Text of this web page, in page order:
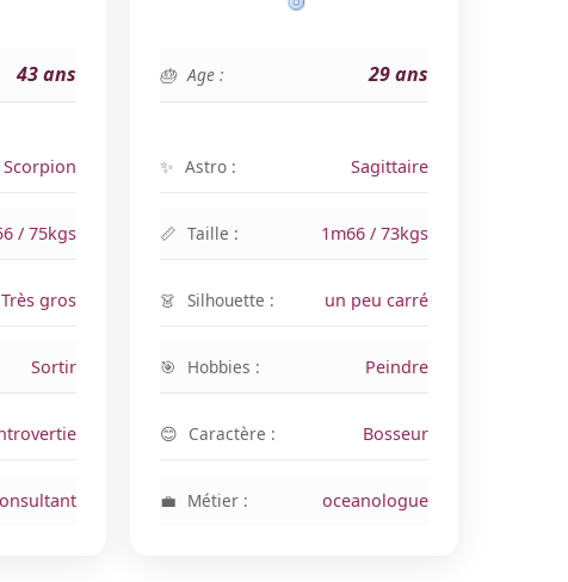
43 ans
Scorpion
/ 75kgs
Très gros
Sortir
Age : 29 ans
Astro : Sagittaire
Taille : 1m66 / 73kgs
Silhouette : un peu carré
Hobbies : Peindre
Caractère : Bosseur
Métier : oceanologue